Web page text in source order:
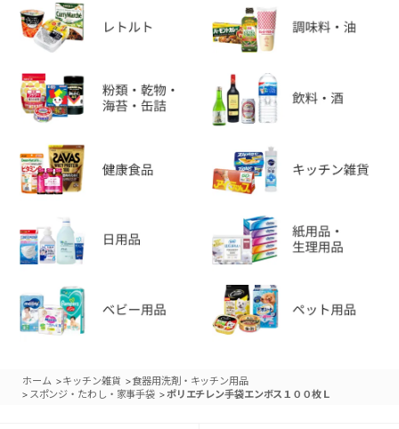
ホーム >キッチン雑貨 >食器用洗剤・キッチン用品
> スポンジ・たわし・家事手袋 > ポリエチレン手袋エンボス１００枚Ｌ